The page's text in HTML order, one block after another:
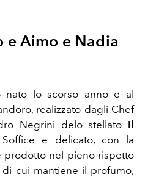
e Aimo e Nadia
nato lo scorso anno e al
realizzato dagli Chef
Negrini delo stellato Il
e delicato, con la
prodotto nel pieno rispetto
cui mantiene il profumo,